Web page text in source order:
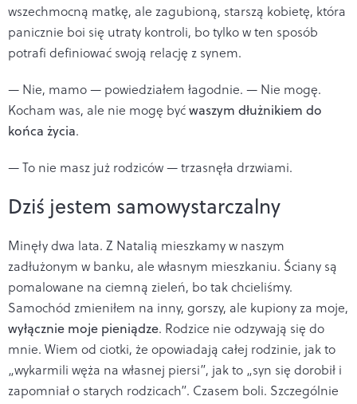
wszechmocną matkę, ale zagubioną, starszą kobietę, która
panicznie boi się utraty kontroli, bo tylko w ten sposób
potrafi definiować swoją relację z synem.
— Nie, mamo — powiedziałem łagodnie. — Nie mogę.
Kocham was, ale nie mogę byćwaszym dłużnikiem do
końca życia.
— To nie masz już rodziców — trzasnęła drzwiami.
Dziś jestem samowystarczalny
Minęły dwa lata. Z Natalią mieszkamy w naszym
zadłużonym w banku, ale własnym mieszkaniu. Ściany są
pomalowane na ciemną zieleń, bo tak chcieliśmy.
Samochód zmieniłem na inny, gorszy, ale kupiony za moje,
wyłącznie moje pieniądze. Rodzice nie odzywają się do
mnie. Wiem od ciotki, że opowiadają całej rodzinie, jak to
„wykarmili węża na własnej piersi”, jak to „syn się dorobił i
zapomniał o starych rodzicach”. Czasem boli. Szczególnie